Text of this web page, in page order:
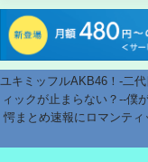
ユキミッフルAKB46！-二
ィックが止まらない？--僕
愕まとめ速報にロマンテ